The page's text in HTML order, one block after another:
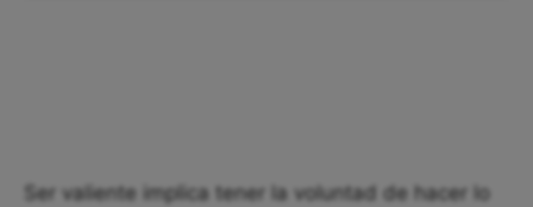
Ser valiente implica tener la voluntad de hacer lo